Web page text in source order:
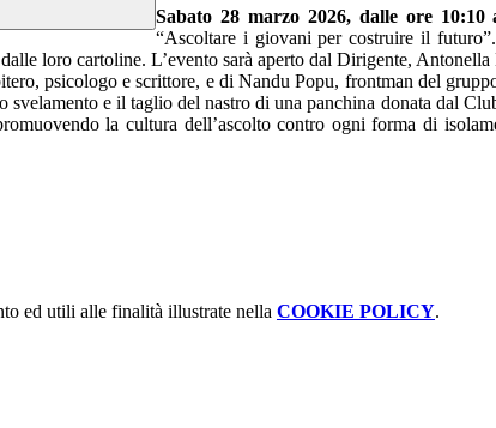
Sabato 28 marzo 2026, dalle ore 10:10
“Ascoltare i giovani per costruire il
loro cartoline. L’evento sarà aperto dal Dirigente,
psicologo e scrittore, e di Nandu Popu, frontman del
e il taglio del nastro di una panchina donata dal
la cultura dell’ascolto contro ogni forma di
ed utili alle finalità illustrate nella COOKIE POLICY.